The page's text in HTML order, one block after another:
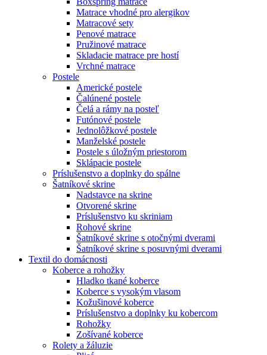
Matrace vhodné pro alergikov
Matracové sety
Penové matrace
Pružinové matrace
Skladacie matrace pre hostí
Vrchné matrace
Postele
Americké postele
Čalúnené postele
Čelá a rámy na posteľ
Futónové postele
Jednolôžkové postele
Manželské postele
Postele s úložným priestorom
Sklápacie postele
Príslušenstvo a doplnky do spálne
Šatníkové skrine
Nadstavce na skrine
Otvorené skrine
Príslušenstvo ku skriniam
Rohové skrine
Šatníkové skrine s otočnými dverami
Šatníkové skrine s posuvnými dverami
Textil do domácnosti
Koberce a rohožky
Hladko tkané koberce
Koberce s vysokým vlasom
Kožušinové koberce
Príslušenstvo a doplnky ku kobercom
Rohožky
Zošívané koberce
Rolety a žáluzie